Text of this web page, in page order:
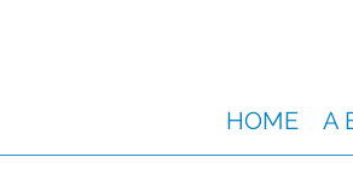
HOME A